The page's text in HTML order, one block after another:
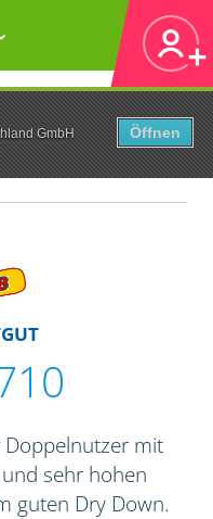
GmbH
Öffnen
Doppelnutzer mit
sehr hohen
guten Dry Down.